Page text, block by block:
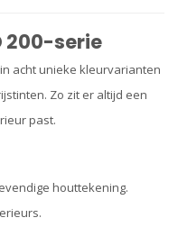
200-serie
acht unieke kleurvarianten
Zo zit er altijd een
past.
houttekening.